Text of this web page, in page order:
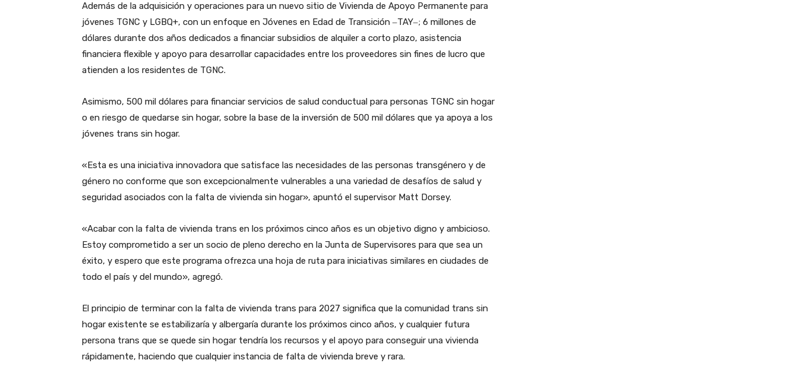
Además de la adquisición y operaciones para un nuevo sitio de Vivienda de Apoyo Permanente para
jóvenes TGNC y LGBQ+, con un enfoque en Jóvenes en Edad de Transición ‒TAY‒; 6 millones de
dólares durante dos años dedicados a financiar subsidios de alquiler a corto plazo, asistencia
financiera flexible y apoyo para desarrollar capacidades entre los proveedores sin fines de lucro que
atienden a los residentes de TGNC.
Asimismo, 500 mil dólares para financiar servicios de salud conductual para personas TGNC sin hogar
o en riesgo de quedarse sin hogar, sobre la base de la inversión de 500 mil dólares que ya apoya a los
jóvenes trans sin hogar.
«Esta es una iniciativa innovadora que satisface las necesidades de las personas transgénero y de
género no conforme que son excepcionalmente vulnerables a una variedad de desafíos de salud y
seguridad asociados con la falta de vivienda sin hogar», apuntó el supervisor Matt Dorsey.
«Acabar con la falta de vivienda trans en los próximos cinco años es un objetivo digno y ambicioso.
Estoy comprometido a ser un socio de pleno derecho en la Junta de Supervisores para que sea un
éxito, y espero que este programa ofrezca una hoja de ruta para iniciativas similares en ciudades de
todo el país y del mundo», agregó.
El principio de terminar con la falta de vivienda trans para 2027 significa que la comunidad trans sin
hogar existente se estabilizaría y albergaría durante los próximos cinco años, y cualquier futura
persona trans que se quede sin hogar tendría los recursos y el apoyo para conseguir una vivienda
rápidamente, haciendo que cualquier instancia de falta de vivienda breve y rara.